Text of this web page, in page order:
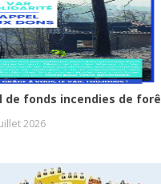
de fonds incendies de
2026